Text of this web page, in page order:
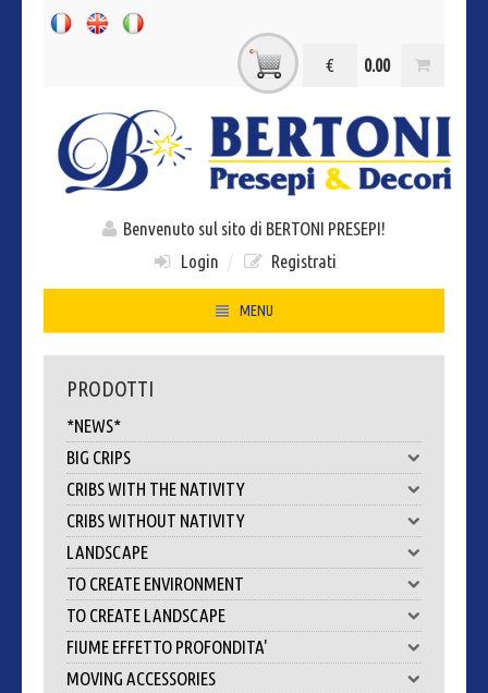
0.00
€
Benvenuto sul sito di BERTONI PRESEPI!
Login / Registrati
MENU
HOME
DOVE SIAMO
PRODOTTI
*NEWS*
BIG CRIPS
CRIBS WITH THE NATIVITY
CRIBS WITHOUT NATIVITY
LANDSCAPE
TO CREATE ENVIRONMENT
TO CREATE LANDSCAPE
FIUME EFFETTO PROFONDITA'
MOVING ACCESSORIES